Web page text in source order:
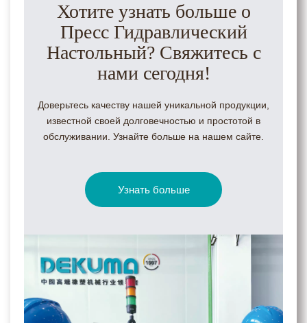
Хотите узнать больше о
Пресс Гидравлический
Настольный? Свяжитесь с
нами сегодня!
Доверьтесь качеству нашей уникальной продукции,
известной своей долговечностью и простотой в
обслуживании. Узнайте больше на нашем сайте.
Узнать больше